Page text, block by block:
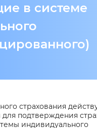
буквами
в системе
страхования
подтверждения
индивидуального